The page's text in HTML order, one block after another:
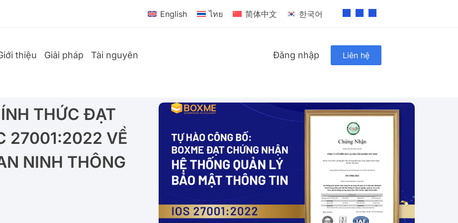
English ไทย 简体中文 한국어
thiệu Giải pháp Tài nguyên Đăng nhập Liên hệ
THỨC ĐẠT
27001:2022 VỀ
NINH THÔNG